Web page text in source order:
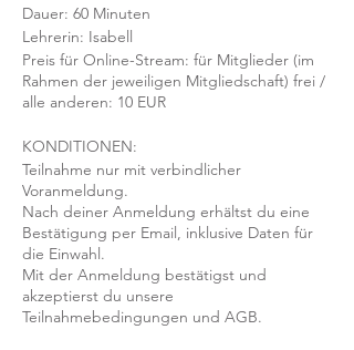
Dauer: 60 Minuten
Lehrerin: Isabell
Preis für Online-Stream: für Mitglieder (im
Rahmen der jeweiligen Mitgliedschaft) frei /
alle anderen: 10 EUR
KONDITIONEN:
Teilnahme nur mit verbindlicher
Voranmeldung.
Nach deiner Anmeldung erhältst du eine
Bestätigung per Email, inklusive Daten für
die Einwahl.
Mit der Anmeldung bestätigst und
akzeptierst du unsere
Teilnahmebedingungen und AGB.